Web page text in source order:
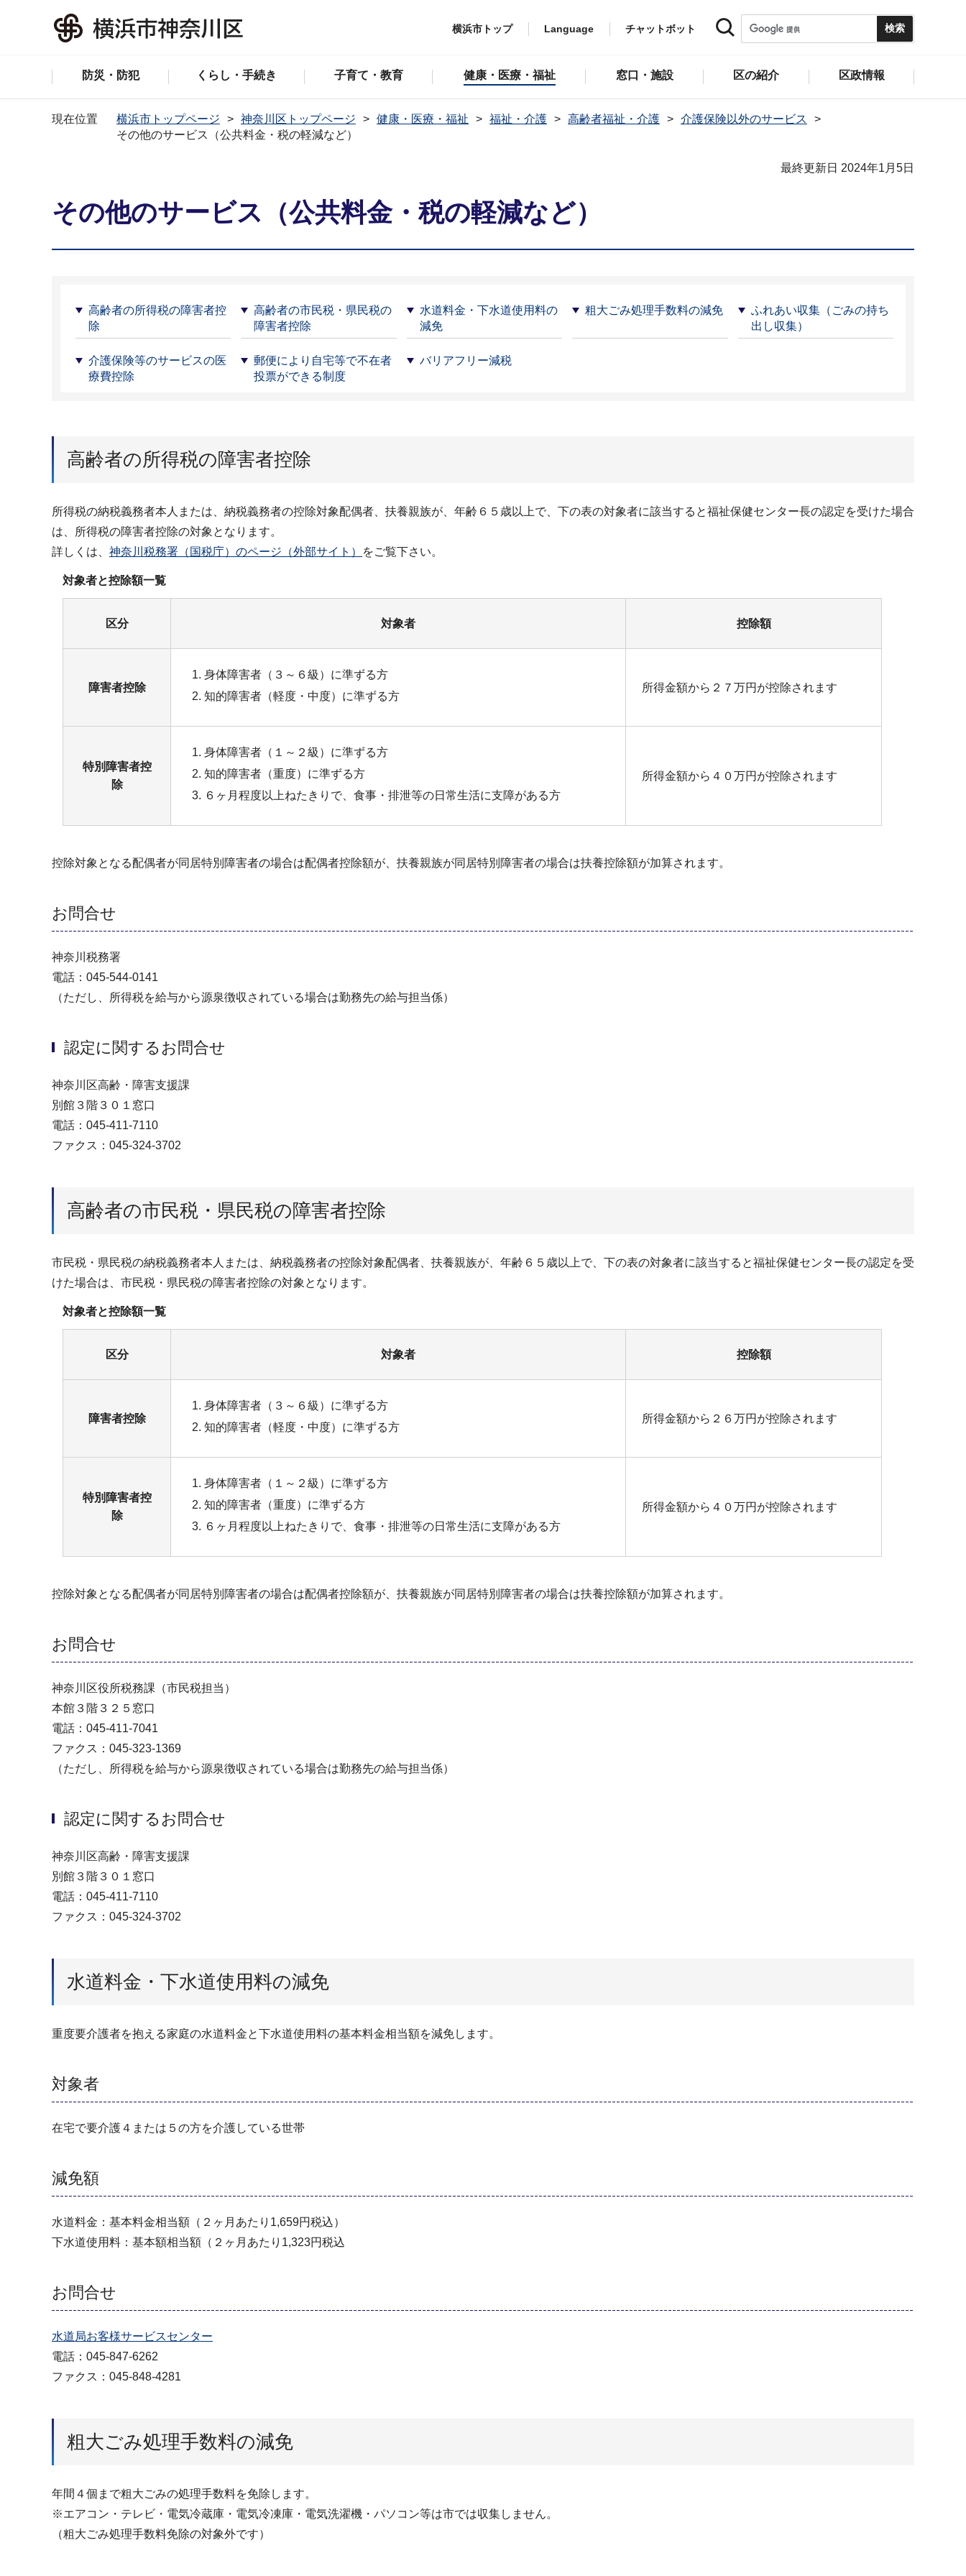
横浜市トップ Language チャットボット
防災・防犯 くらし・手続き 子育て・教育 健康・医療・福祉 窓口・施設 区の紹介 区政情報
現在位置 横浜市トップページ 神奈川区トップページ 健康・医療・福祉 福祉・介護 高齢者福祉・介護
介護保険以外のサービス
その他のサービス（公共料金・税の軽減など）
最終更新日 2024年1月5日
その他のサービス（公共料金・税の軽減など）
高齢者の所得税の障害者控
除
高齢者の市民税・県民税の
障害者控除
水道料金・下水道使用料の
減免
粗大ごみ処理手数料の減免
ふれあい収集（ごみの持ち
出し収集）
介護保険等のサービスの医
療費控除
郵便により自宅等で不在者
投票ができる制度
バリアフリー減税
高齢者の所得税の障害者控除
所得税の納税義務者本人または、納税義務者の控除対象配偶者、扶養親族が、年齢６５歳以上で、下の表の対象者に該当すると福祉保健センター長の認定を受けた場合
は、所得税の障害者控除の対象となります。
詳しくは、 神奈川税務署（国税庁）のページ（外部サイト） をご覧下さい。
対象者と控除額一覧
区分 対象者 控除額
障害者控除
身体障害者（３～６級）に準ずる方
知的障害者（軽度・中度）に準ずる方
所得金額から２７万円が控除されます
特別障害者控
除
身体障害者（１～２級）に準ずる方
知的障害者（重度）に準ずる方
６ヶ月程度以上ねたきりで、食事・排泄等の日常生活に支障がある方
所得金額から４０万円が控除されます
控除対象となる配偶者が同居特別障害者の場合は配偶者控除額が、扶養親族が同居特別障害者の場合は扶養控除額が加算されます。
お問合せ
神奈川税務署
電話：045-544-0141
（ただし、所得税を給与から源泉徴収されている場合は勤務先の給与担当係）
認定に関するお問合せ
神奈川区高齢・障害支援課
別館３階３０１窓口
電話：045-411-7110
ファクス：045-324-3702
高齢者の市民税・県民税の障害者控除
市民税・県民税の納税義務者本人または、納税義務者の控除対象配偶者、扶養親族が、年齢６５歳以上で、下の表の対象者に該当すると福祉保健センター長の認定を受
けた場合は、市民税・県民税の障害者控除の対象となります。
対象者と控除額一覧
区分 対象者 控除額
障害者控除
身体障害者（３～６級）に準ずる方
知的障害者（軽度・中度）に準ずる方
所得金額から２６万円が控除されます
特別障害者控
除
身体障害者（１～２級）に準ずる方
知的障害者（重度）に準ずる方
６ヶ月程度以上ねたきりで、食事・排泄等の日常生活に支障がある方
所得金額から４０万円が控除されます
控除対象となる配偶者が同居特別障害者の場合は配偶者控除額が、扶養親族が同居特別障害者の場合は扶養控除額が加算されます。
お問合せ
神奈川区役所税務課（市民税担当）
本館３階３２５窓口
電話：045-411-7041
ファクス：045-323-1369
（ただし、所得税を給与から源泉徴収されている場合は勤務先の給与担当係）
認定に関するお問合せ
神奈川区高齢・障害支援課
別館３階３０１窓口
電話：045-411-7110
ファクス：045-324-3702
水道料金・下水道使用料の減免
重度要介護者を抱える家庭の水道料金と下水道使用料の基本料金相当額を減免します。
対象者
在宅で要介護４または５の方を介護している世帯
減免額
水道料金：基本料金相当額（２ヶ月あたり1,659円税込）
下水道使用料：基本額相当額（２ヶ月あたり1,323円税込
お問合せ
水道局お客様サービスセンター
電話：045-847-6262
ファクス：045-848-4281
粗大ごみ処理手数料の減免
年間４個まで粗大ごみの処理手数料を免除します。
※エアコン・テレビ・電気冷蔵庫・電気冷凍庫・電気洗濯機・パソコン等は市では収集しません。
（粗大ごみ処理手数料免除の対象外です）